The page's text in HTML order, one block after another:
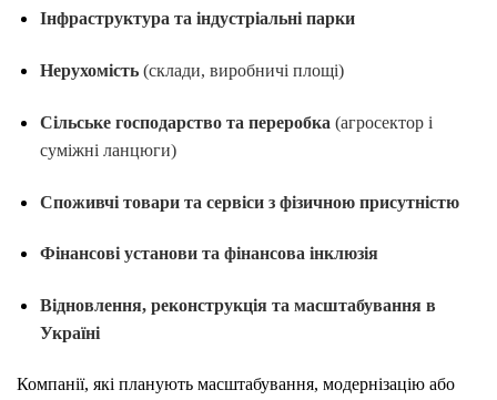
Інфраструктура та індустріальні парки
Нерухомість(склади, виробничі площі)
Сільське господарство та переробка (агросектор і
суміжні ланцюги)
Споживчі товари та сервіси з фізичною присутністю
Фінансові установи та фінансова інклюзія
Відновлення, реконструкція та масштабування в
Україні
Компанії, які планують масштабування, модернізацію або